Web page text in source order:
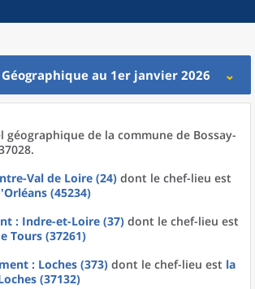
au 1er janvier 2026
géographique de la commune de Bossay-
Val de Loire (24) dont le chef-lieu est
Orléans (45234)
: Indre-et-Loire (37) dont le chef-lieu est
Tours (37261)
: Loches (373) dont le chef-lieu est la
(37132)